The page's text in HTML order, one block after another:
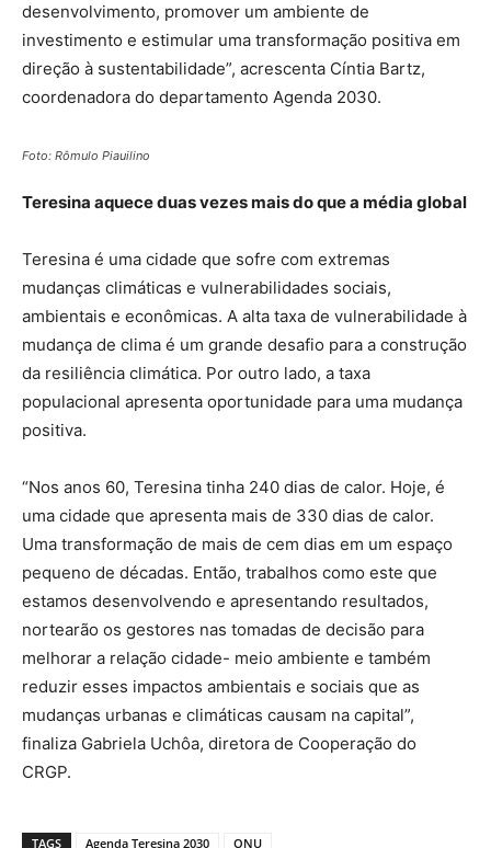
desenvolvimento, promover um ambiente de
investimento e estimular uma transformação positiva em
direção à sustentabilidade”, acrescenta Cíntia Bartz,
coordenadora do departamento Agenda 2030.
Foto: Rômulo Piauilino
Teresina aquece duas vezes mais do que a média global
Teresina é uma cidade que sofre com extremas
mudanças climáticas e vulnerabilidades sociais,
ambientais e econômicas. A alta taxa de vulnerabilidade à
mudança de clima é um grande desafio para a construção
da resiliência climática. Por outro lado, a taxa
populacional apresenta oportunidade para uma mudança
positiva.
“Nos anos 60, Teresina tinha 240 dias de calor. Hoje, é
uma cidade que apresenta mais de 330 dias de calor.
Uma transformação de mais de cem dias em um espaço
pequeno de décadas. Então, trabalhos como este que
estamos desenvolvendo e apresentando resultados,
nortearão os gestores nas tomadas de decisão para
melhorar a relação cidade- meio ambiente e também
reduzir esses impactos ambientais e sociais que as
mudanças urbanas e climáticas causam na capital”,
finaliza Gabriela Uchôa, diretora de Cooperação do
CRGP.
TAGS Agenda Teresina 2030 ONU